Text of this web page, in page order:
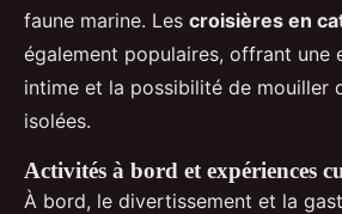
faune marine. Les croisières en
également populaires, offrant une
intime et la possibilité de mouiller
isolées.
Activités à bord et expériences
À bord, le divertissement et la